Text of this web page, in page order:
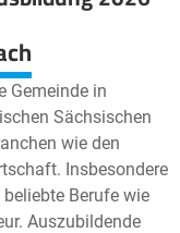
Gemeinde in
Sächsischen
wie den
Insbesondere
Berufe wie
Auszubildende